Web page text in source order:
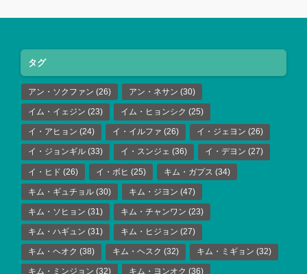
タグ
アン・ソクファン (26) アン・ネサン (30)
イム・イェジン (23) イム・ヒョンシク (25)
イ・アヒョン (24) イ・イルファ (26) イ・ジェヨン (26)
イ・ジョンギル (33) イ・スンジェ (36) イ・デヨン (27)
イ・ヒド (26) イ・ボヒ (25) キム・ガプス (34)
キム・ギュチョル (30) キム・ジヨン (47)
キム・ソヒョン (31) キム・チャンワン (23)
キム・ハギュン (31) キム・ヒジョン (27)
キム・ヘオク (38) キム・ヘスク (32) キム・ミギョン (32)
キム・ミンジョン (32) キム・ヨンオク (36)